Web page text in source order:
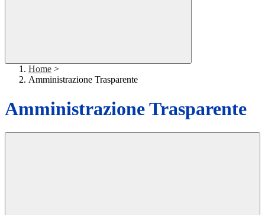
Home >
Amministrazione Trasparente
Amministrazione Trasparente